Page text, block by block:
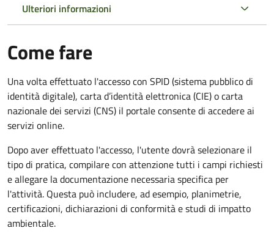
Ulteriori informazioni
Come fare
Una volta effettuato l'accesso con SPID (sistema pubblico di
identità digitale), carta d’identità elettronica (CIE) o carta
nazionale dei servizi (CNS) il portale consente di accedere ai
servizi online.
Dopo aver effettuato l'accesso, l'utente dovrà selezionare il
tipo di pratica, compilare con attenzione tutti i campi richiesti
e allegare la documentazione necessaria specifica per
l'attività. Questa può includere, ad esempio, planimetrie,
certificazioni, dichiarazioni di conformità e studi di impatto
ambientale.